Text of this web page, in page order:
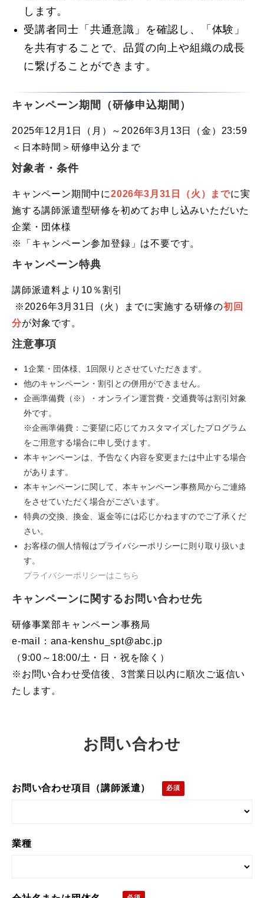
します。
受講者同士「共通意識」を確認し、「体験」
を共有することで、品質の向上や組織の成長
に繋げることができます。
キャンペーン期間（研修申込期間）
2025年12月1日（月）～2026年3月13日（金）23:59
＜日本時間＞研修申込分まで
対象者・条件
キャンペーン期間中に2026年3月31日（火）までに実
施する講師派遣型研修を初めてお申し込みいただいた
企業・団体様
※「キャンペーン参加登録」は不要です。
キャンペーン特典
講師派遣料より10％割引
※2026年3月31日（火）までに実施する研修の初回
分が対象です。
注意事項
1企業・団体様、1回限りとさせていただきます。
他のキャンペーン・割引との併用ができません。
企画準備費（※）・オンライン運営費・交通費等は割引対象
外です。
※企画準備費：ご要望に応じてカスタマイズしたプログラム
をご用意する場合に申し受けます。
本キャンペーンは、予告なく内容を変更または中止する場合
があります。
本キャンペーンに関して、本キャンペーン事務局からご連絡
をさせていただく場合がございます。
特典の交換、換金、返金等には応じかねますのでご了承くだ
さい。
お客様の個人情報はプライバシーポリシーに則り取り扱いま
す。
プライバシーポリシーはこちら
キャンペーンに関するお問い合わせ先
研修事業部キャンペーン事務局
e-mail：ana-kenshu_spt@abc.jp
（9:00～18:00/土・日・祝を除く）
※お問い合わせ受信後、3営業日以内に順次ご返信い
たします。
お問い合わせ
お問い合わせ項目（講師派遣）
業種